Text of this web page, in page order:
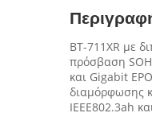
BT-711XR με
πρόσβαση
και Gigabit
διαμόρφωσης
IEEE802.3ah